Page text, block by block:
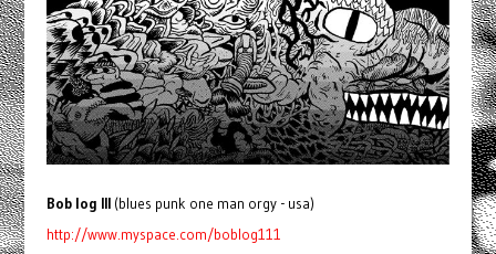
Bob log III(blues punk one man orgy - usa)
http://www.myspace.com/boblog111